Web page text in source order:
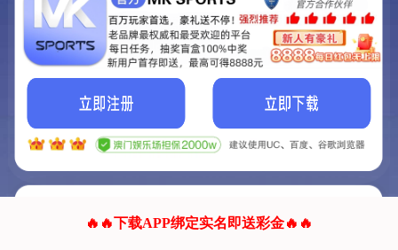
联系我们!